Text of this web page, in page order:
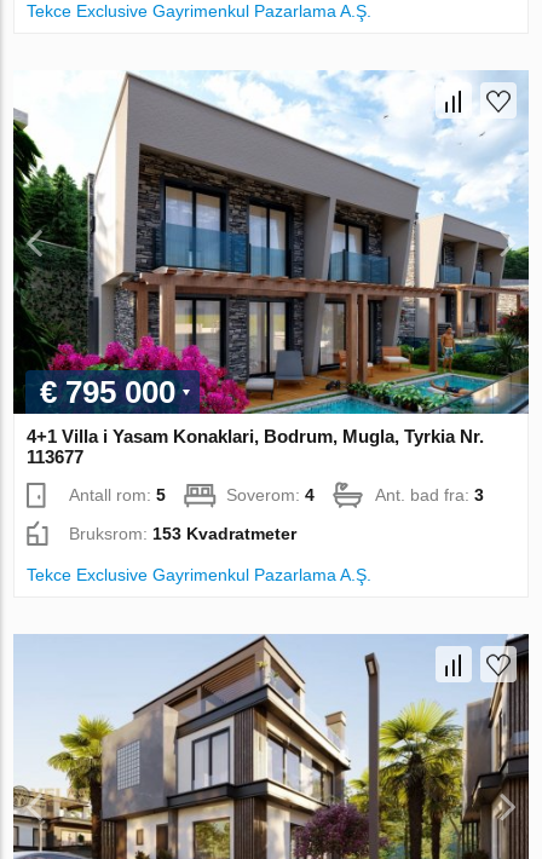
Tekce Exclusive Gayrimenkul Pazarlama A.Ş.
€ 795 000
4+1 Villa i Yasam Konaklari, Bodrum, Mugla, Tyrkia Nr.
113677
Antall rom:5 Soverom:4 Ant. bad fra:3
Bruksrom: 153 Kvadratmeter
Tekce Exclusive Gayrimenkul Pazarlama A.Ş.